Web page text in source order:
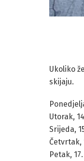
Ukoliko
skijaju.
Utorak,
Srijeda,
Četvrtak,
Petak,